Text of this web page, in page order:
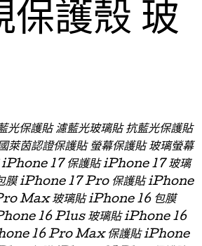
保護殼 玻
保護貼 濾藍光玻璃貼 抗藍光保護貼
萊茵認證保護貼 螢幕保護貼 玻璃螢幕
iPhone 17 保護貼 iPhone 17 玻璃
iPhone 17 Pro 保護貼 iPhone
Max 玻璃貼 iPhone 16 包膜
16 Plus 玻璃貼 iPhone 16
16 Pro Max 保護貼 iPhone